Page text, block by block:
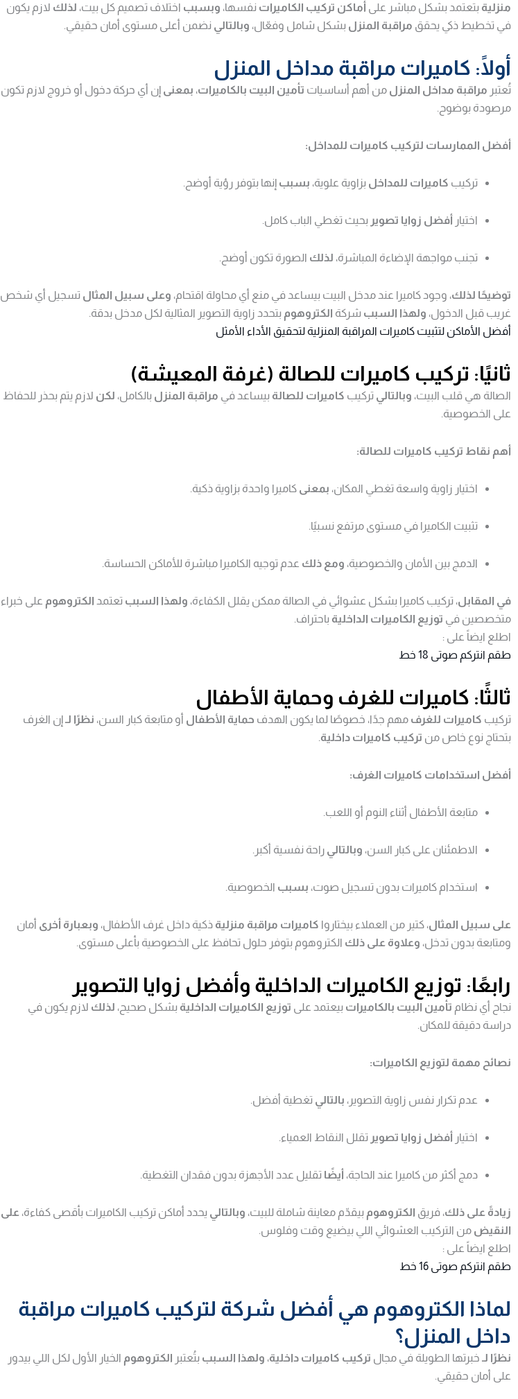
منزلية بتعتمد بشكل مباشر على أماكن تركيب الكاميرات نفسها، وبسبب اختلاف تصميم كل بيت، لذلك لازم يكون
في تخطيط ذكي يحقق مراقبة المنزل بشكل شامل وفعّال، وبالتالي نضمن أعلى مستوى أمان حقيقي.
أولًا: كاميرات مراقبة مداخل المنزل
تُعتبر مراقبة مداخل المنزل من أهم أساسيات تأمين البيت بالكاميرات، بمعنى إن أي حركة دخول أو خروج لازم تكون
مرصودة بوضوح.
أفضل الممارسات لتركيب كاميرات للمداخل:
تركيب كاميرات للمداخل بزاوية علوية، بسبب إنها بتوفر رؤية أوضح.
اختيار أفضل زوايا تصوير بحيث تغطي الباب كامل.
تجنب مواجهة الإضاءة المباشرة، لذلك الصورة تكون أوضح.
توضيحًا لذلك، وجود كاميرا عند مدخل البيت بيساعد في منع أي محاولة اقتحام، وعلى سبيل المثال تسجيل أي شخص
غريب قبل الدخول، ولهذا السبب شركة الكتروهوم بتحدد زاوية التصوير المثالية لكل مدخل بدقة.
أفضل الأماكن لتثبيت كاميرات المراقبة المنزلية لتحقيق الأداء الأمثل
ثانيًا: تركيب كاميرات للصالة (غرفة المعيشة)
الصالة هي قلب البيت، وبالتالي تركيب كاميرات للصالة بيساعد في مراقبة المنزل بالكامل، لكن لازم يتم بحذر للحفاظ
على الخصوصية.
أهم نقاط تركيب كاميرات للصالة:
اختيار زاوية واسعة تغطي المكان، بمعنى كاميرا واحدة بزاوية ذكية.
تثبيت الكاميرا في مستوى مرتفع نسبيًا.
الدمج بين الأمان والخصوصية، ومع ذلك عدم توجيه الكاميرا مباشرة للأماكن الحساسة.
في المقابل، تركيب كاميرا بشكل عشوائي في الصالة ممكن يقلل الكفاءة، ولهذا السبب تعتمد الكتروهوم على خبراء
متخصصين في توزيع الكاميرات الداخلية باحتراف.
اطلع ايضاً على :
طقم انتركم صوتى 18 خط
ثالثًا: كاميرات للغرف وحماية الأطفال
تركيب كاميرات للغرف مهم جدًا، خصوصًا لما يكون الهدف حماية الأطفال أو متابعة كبار السن، نظرًا لـإن الغرف
بتحتاج نوع خاص من تركيب كاميرات داخلية.
أفضل استخدامات كاميرات الغرف:
متابعة الأطفال أثناء النوم أو اللعب.
الاطمئنان على كبار السن، وبالتالي راحة نفسية أكبر.
استخدام كاميرات بدون تسجيل صوت، بسبب الخصوصية.
على سبيل المثال، كتير من العملاء بيختاروا كاميرات مراقبة منزلية ذكية داخل غرف الأطفال، وبعبارة أخرى أمان
ومتابعة بدون تدخل، وعلاوة على ذلك الكتروهوم بتوفر حلول تحافظ على الخصوصية بأعلى مستوى.
رابعًا: توزيع الكاميرات الداخلية وأفضل زوايا التصوير
نجاح أي نظام تأمين البيت بالكاميرات بيعتمد على توزيع الكاميرات الداخلية بشكل صحيح، لذلك لازم يكون في
دراسة دقيقة للمكان.
نصائح مهمة لتوزيع الكاميرات:
عدم تكرار نفس زاوية التصوير، بالتالي تغطية أفضل.
اختيار أفضل زوايا تصوير تقلل النقاط العمياء.
دمج أكثر من كاميرا عند الحاجة، أيضًا تقليل عدد الأجهزة بدون فقدان التغطية.
زيادةً على ذلك، فريق الكتروهوم بيقدّم معاينة شاملة للبيت، وبالتالي يحدد أماكن تركيب الكاميرات بأقصى كفاءة، على
النقيض من التركيب العشوائي اللي بيضيع وقت وفلوس.
اطلع ايضاً على :
طقم انتركم صوتى 16 خط
لماذا الكتروهوم هي أفضل شركة لتركيب كاميرات مراقبة
داخل المنزل؟
نظرًا لـ خبرتها الطويلة في مجال تركيب كاميرات داخلية، ولهذا السبب بتُعتبر الكتروهوم الخيار الأول لكل اللي بيدور
على أمان حقيقي.